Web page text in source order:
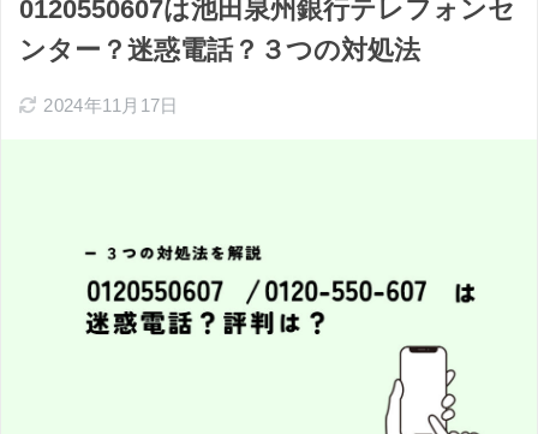
0120550607は池田泉州銀行テレフォンセ
ンター？迷惑電話？３つの対処法
2024年11月17日